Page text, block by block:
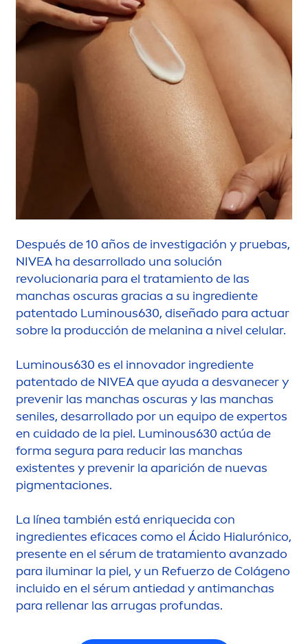
Después de 10 años de investigación y pruebas,
NIVEA ha desarrollado una solución
revolucionaria para el tratamiento de las
manchas oscuras gracias a su ingrediente
patentado Luminous630, diseñado para actuar
sobre la producción de melanina a nivel celular.
Luminous630 es el innovador ingrediente
patentado de NIVEAque ayuda a desvanecer y
prevenir las manchas oscuras y las manchas
seniles, desarrollado por un equipo de expertos
en cuidado de la piel. Luminous630 actúa de
forma segura para reducir las manchas
existentes y prevenir la aparición de nuevas
pigmentaciones.
La línea también está enriquecida con
ingredientes eficaces como el Ácido Hialurónico,
presente en el sérum de tratamiento avanzado
para iluminar la piel, y un Refuerzo de Colágeno
incluido en el sérum antiedad y antimanchas
para rellenar las arrugas profundas.